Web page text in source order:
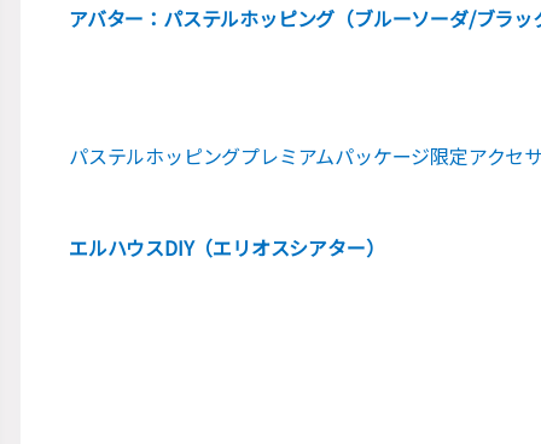
アバター：パステルホッピング（ブルーソーダ/ブラッ
パステルホッピングプレミアムパッケージ限定アクセ
エルハウスDIY（エリオスシアター）